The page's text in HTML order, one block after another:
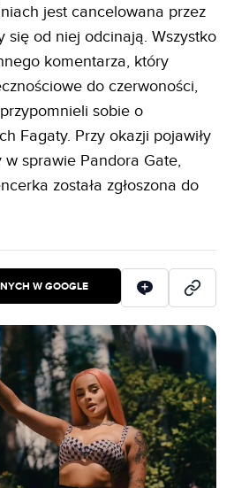
jest cancelowana przez
się od niej odcinają. Wszystko
komentarza, który
do czerwoności,
sobie o
Fagaty. Przy okazji pojawiły
sprawie Pandora Gate,
została zgłoszona do
W GOOGLE